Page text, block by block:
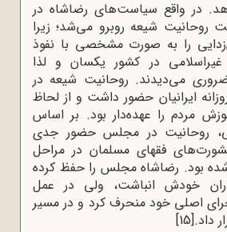
در واقع سیاست‌های رضاشاه در
روحانیت شیعه روبرو می‌شد؛ زیرا
را به ‌صورت مشخصی با نفوذ
در کشور یکسان و لذا
می‌دیدند. روحانیت شیعه در
ایرانیان حضور داشت و از لحاظ
مردم را عهده‌دار بود. بر اساس
روحانیت در مجلس حضور جدی
فقهای مسلمان در مراحل
شده بود. رضاشاه مجلس را حفظ کرده
خودش انباشت، ولی در عمل
اصلی خود منحرف کرد و در مسیر
داد.[15]